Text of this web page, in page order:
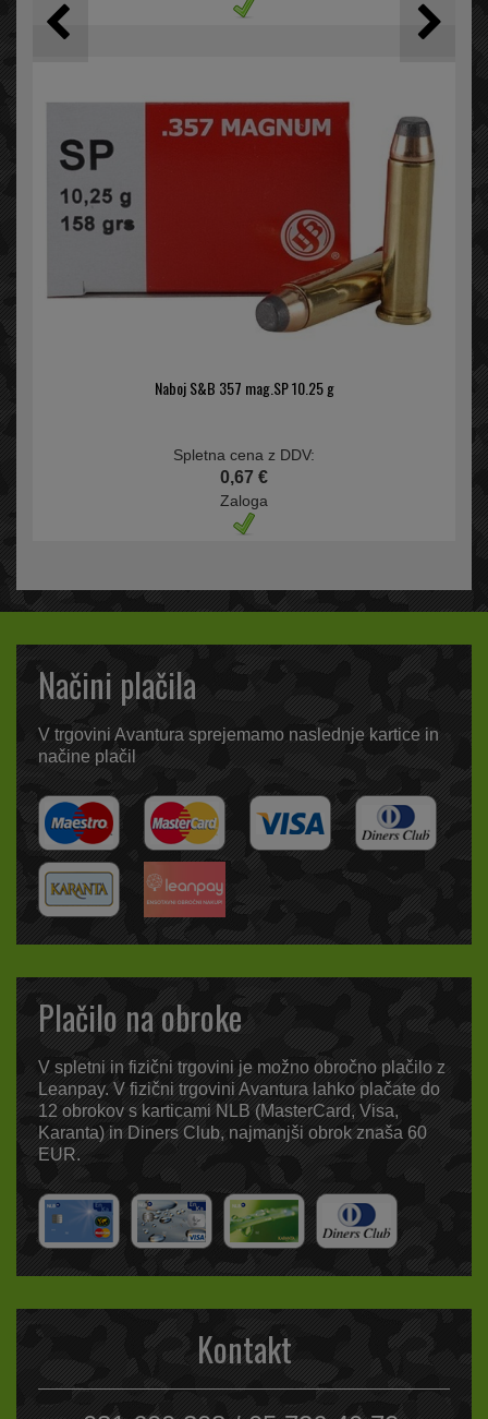
Naboj S&B 357 mag.SP 10.25 g
Spletna cena z DDV:
0,67 €
Zaloga
Načini plačila
V trgovini Avantura sprejemamo naslednje kartice in
načine plačil
Plačilo na obroke
V spletni in fizični trgovini je možno obročno plačilo z
Leanpay. V fizični trgovini Avantura lahko plačate do
12 obrokov s karticami NLB (MasterCard, Visa,
Karanta) in Diners Club, najmanjši obrok znaša 60
EUR.
Kontakt